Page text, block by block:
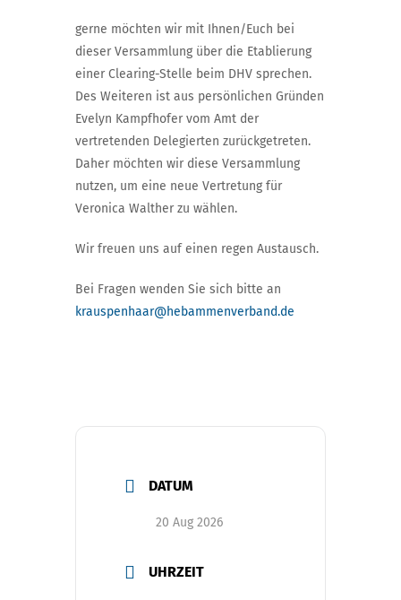
gerne möchten wir mit Ihnen/Euch bei
dieser Versammlung über die Etablierung
einer Clearing-Stelle beim DHV sprechen.
Des Weiteren ist aus persönlichen Gründen
Evelyn Kampfhofer vom Amt der
vertretenden Delegierten zurückgetreten.
Daher möchten wir diese Versammlung
nutzen, um eine neue Vertretung für
Veronica Walther zu wählen.
Wir freuen uns auf einen regen Austausch.
Bei Fragen wenden Sie sich bitte an
krauspenhaar@hebammenverband.de
DATUM
20 Aug 2026
UHRZEIT